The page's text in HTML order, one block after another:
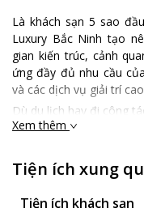
Là khách sạn 5 sao
Luxury Bắc Ninh tạo
gian kiến trúc, cảnh
ứng đầy đủ nhu cầu
và các dịch vụ giải trí
Dù du lịch hay đi công
dừng chân tuyệt vời với
bay Nội Bài 40 phút đi
thuận tiện, du khách có
điểm du lịch nổi tiếng.
Xem thêm
Tiện ích xung
Tiện ích khách sạn